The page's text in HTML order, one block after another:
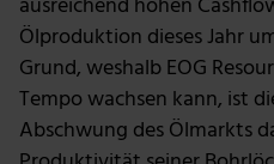
Ölproduktion dieses Jahr
Grund, weshalb EOG
Tempo wachsen kann, ist
Abschwung des Ölmarkts